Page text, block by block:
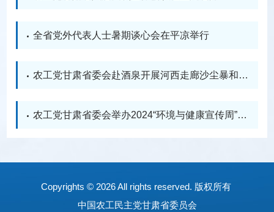
全省党外代表人士暑期谈心会在平凉举行
农工党甘肃省委会赴酒泉开展河西走廊沙尘暴和荒
农工党甘肃省委会举办2024“环境与健康宣传周”健
Copyrights © 2026 All rights reserved. 版权所有
中国农工民主党甘肃省委员会